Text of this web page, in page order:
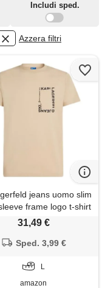
Includi sped.
Azzera filtri
jeans uomo slim
frame logo t-shirt
pale khaki l
31,49 €
Sped. 3,99 €
L
amazon